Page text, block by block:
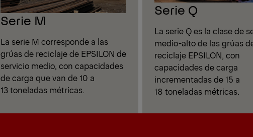
Serie M
La serie M corresponde a las
grúas de reciclaje de EPSILON de
servicio medio, con capacidades
de carga que van de 10 a
13 toneladas métricas.
Serie Q
La serie Q es la clase de
medio-alto de las grúas
reciclaje EPSILON, con
capacidades de carga
incrementadas de 15 a
18 toneladas métricas.